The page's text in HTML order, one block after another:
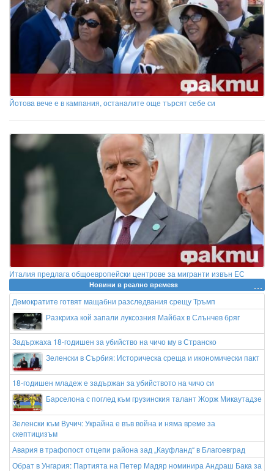
Йотова вече е в кампания, останалите още търсят себе си
Италия предлага общоевропейски центрове за мигранти извън ЕС
Новини в реално времеss
Демократите готвят мащабни разследвания срещу Тръмп
Разкриха кой запали луксозния Майбах в Слънчев бряг
Задържаха 18-годишен за убийство на чичо му в Странско
Зеленски в Сърбия: Историческа среща и икономически пакт
18-годишен младеж е задържан за убийството на чичо си
Барселона с поглед към грузинския талант Жорж Микаутадзе
Зеленски към Вучич: Украйна е във война и няма време за
скептицизъм
Авария в трафопост отцепи района зад „Кауфланд“ в Благоевград
Обрат в Унгария: Партията на Петер Мадяр номинира Андраш Бака за